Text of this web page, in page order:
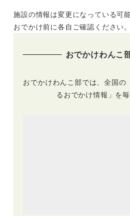
ます！特設ページ開
設＆協賛施設様の募
グジュ
からド
施設の情報は変更になっている可
おでかけ前に各自ご確認ください。
おでかけわんこ
おでかけわんこ部では、全国の
るおでかけ情報」を